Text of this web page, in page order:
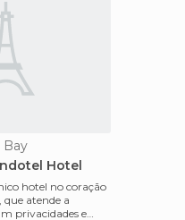
Bay
Hotel
hotel no coração
que atende a
privacidades e